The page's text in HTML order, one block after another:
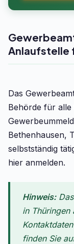
Anlaufstelle
Das
Behörde für alle
Bethenhausen,
selbstständig
hier anmelden.
Hinweis:Das
in Thüringen
finden Sie